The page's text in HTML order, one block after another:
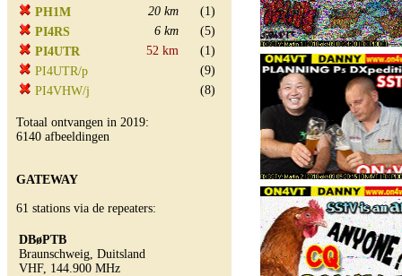
PH1M
20 km
(1)
PI4RS
6 km
(5)
PI4UTR
52 km
(1)
PI4UTR/p
(9)
PI4VHW/j
(8)
Totaal ontvangen in 2019:
6140 afbeeldingen
GATEWAY
61 stations via de repeaters:
DBøPTB
Braunschweig, Duitsland
VHF, 144.900 MHz